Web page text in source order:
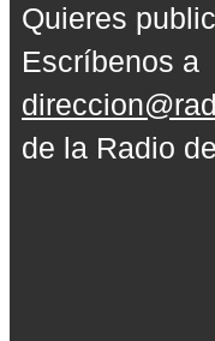
Quieres
Escríbenos a
de la Radio